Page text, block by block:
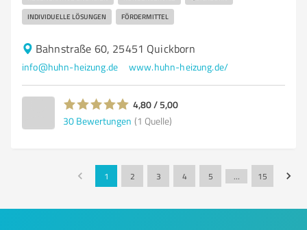
INDIVIDUELLE LÖSUNGEN FÖRDERMITTEL
Bahnstraße 60, 25451 Quickborn
info@huhn-heizung.de www.huhn-heizung.de/
4,80 / 5,00
30 Bewertungen (1 Quelle)
1 2 3 4 5 … 15